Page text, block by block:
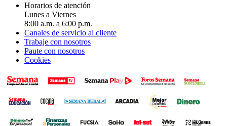
Horarios de atención
Lunes a Viernes
8:00 a.m. a 6:00 p.m.
Canales de servicio al cliente
Trabaje con nosotros
Paute con nosotros
Cookies